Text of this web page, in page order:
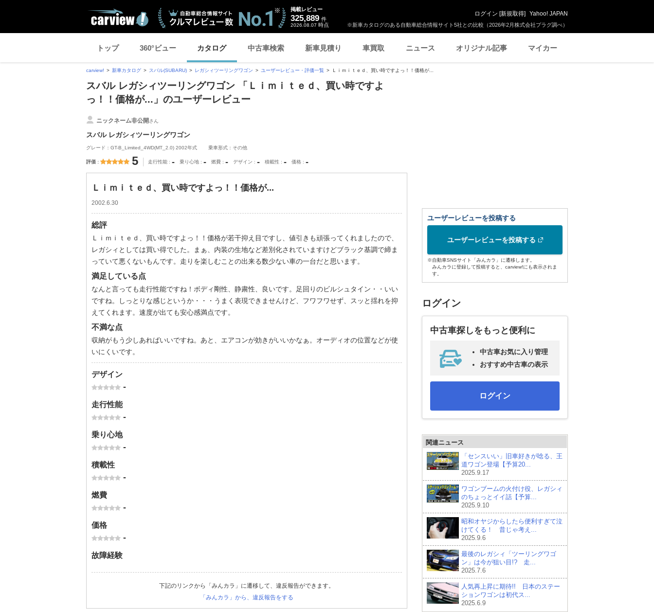
※新車カタログのある自動車総合情報サイト5社との比較（2026年2月株式会社プラグ調べ）
掲載レビュー
325,889 件
2026.08.07 時点
ログイン [新規取得] Yahoo! JAPAN
トップ 360°ビュー カタログ 中古車検索 新車見積り 車買取 ニュース オリジナル記事 マイカー
carview! 新車カタログ スバル(SUBARU) レガシィツーリングワゴン ユーザーレビュー・評価一覧 Ｌｉｍｉｔｅｄ、買い時ですよっ！！価格が...
スバル レガシィツーリングワゴン 「Ｌｉｍｉｔｅｄ、買い時ですよ
っ！！価格が...」のユーザーレビュー
ニックネーム非公開さん
スバル レガシィツーリングワゴン
グレード：GT-B_Limited_4WD(MT_2.0) 2002年式 乗車形式：その他
評価 5 走行性能 - 乗り心地 - 燃費 - デザイン - 積載性 - 価格 -
Ｌｉｍｉｔｅｄ、買い時ですよっ！！価格が...
2002.6.30
総評
Ｌｉｍｉｔｅｄ、買い時ですよっ！！価格が若干抑え目ですし、値引きも頑張ってくれましたので、
レガシィとしては買い得でした。まぁ、内装の生地など差別化されていますけどブラック基調で締ま
っていて悪くないもんです。走りを楽しむことの出来る数少ない車の一台だと思います。
満足している点
なんと言っても走行性能ですね！ボディ剛性、静粛性、良いです。足回りのビルシュタイン・・いい
ですね。しっとりな感じというか・・・うまく表現できませんけど、フワフワせず、スッと揺れを抑
えてくれます。速度が出ても安心感満点です。
不満な点
収納がもう少しあればいいですね。あと、エアコンが効きがいいかなぁ。オーディオの位置などが使
いにくいです。
デザイン
-
走行性能
-
乗り心地
-
積載性
-
燃費
-
価格
-
故障経験
下記のリンクから「みんカラ」に遷移して、違反報告ができます。
「みんカラ」から、違反報告をする
ユーザーレビューを投稿する
ユーザーレビューを投稿する
※自動車SNSサイト「みんカラ」に遷移します。
みんカラに登録して投稿すると、carview!にも表示されま
す。
ログイン
中古車探しをもっと便利に
中古車お気に入り管理
おすすめ中古車の表示
ログイン
関連ニュース
「センスいい」旧車好きが唸る、王
道ワゴン登場【予算20...
2025.9.17
ワゴンブームの火付け役、レガシィ
のちょっとイイ話【予算...
2025.9.10
昭和オヤジからしたら便利すぎて泣
けてくる！ 昔じゃ考え...
2025.9.6
最後のレガシィ「ツーリングワゴ
ン」は今が狙い目!? 走...
2025.7.6
人気再上昇に期待!! 日本のステー
ションワゴンは初代ス...
2025.6.9